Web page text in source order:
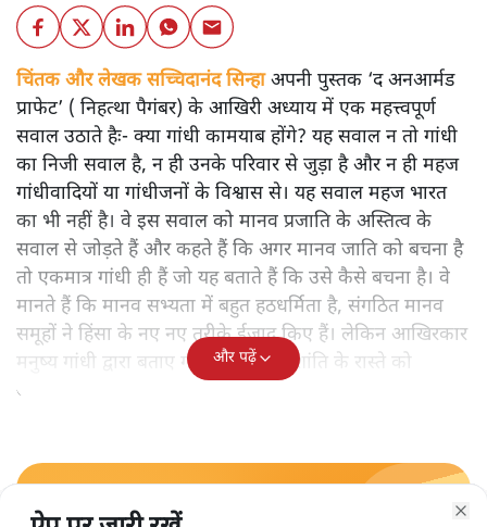
चिंतक और लेखक सच्चिदानंद सिन्हाअपनी पुस्तक ‘द अनआर्मड
प्राफेट’ ( निहत्था पैगंबर) के आखिरी अध्याय में एक महत्त्वपूर्ण
सवाल उठाते हैः- क्या गांधी कामयाब होंगे? यह सवाल न तो गांधी
का निजी सवाल है, न ही उनके परिवार से जुड़ा है और न ही महज
गांधीवादियों या गांधीजनों के विश्वास से। यह सवाल महज भारत
का भी नहीं है। वे इस सवाल को मानव प्रजाति के अस्तित्व के
सवाल से जोड़ते हैं और कहते हैं कि अगर मानव जाति को बचना है
तो एकमात्र गांधी ही हैं जो यह बताते हैं कि उसे कैसे बचना है। वे
मानते हैं कि मानव सभ्यता में बहुत हठधर्मिता है, संगठित मानव
समूहों ने हिंसा के नए नए तरीके ईजाद किए हैं। लेकिन आखिरकार
मनुष्य गांधी द्वारा बताए गए अहिंसा और शांति के रास्ते को
अपनाएगा।
और पढ़ें
सत्य हिन्दी ऐपडाउनलोड